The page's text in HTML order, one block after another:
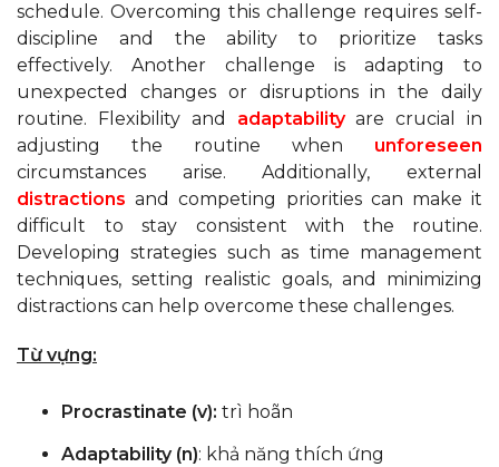
schedule. Overcoming this challenge requires self-
discipline and the ability to prioritize tasks
effectively. Another challenge is adapting to
unexpected changes or disruptions in the daily
routine. Flexibility and adaptabilityare crucial in
adjusting the routine when unforeseen
circumstances arise. Additionally, external
distractions and competing priorities can make it
difficult to stay consistent with the routine.
Developing strategies such as time management
techniques, setting realistic goals, and minimizing
distractions can help overcome these challenges.
Từ vựng:
Procrastinate (v): trì hoãn
Adaptability (n): khả năng thích ứng